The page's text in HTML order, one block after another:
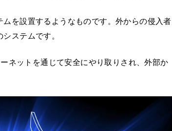
を設置するようなものです。外からの侵入者
ステムです。
ネットを通じて安全にやり取りされ、外部か